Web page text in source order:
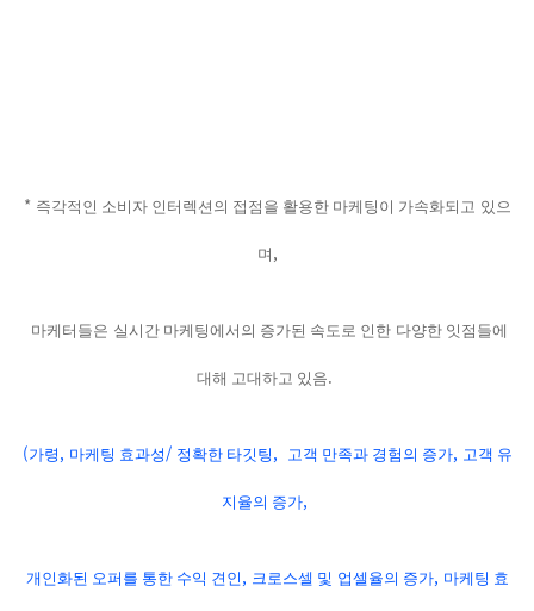
* 즉각적인 소비자 인터렉션의 접점 을 활용한 마케팅이 가속화되고 있으
며 ,
마케터들은 실시간 마케팅에서의 증가된 속도로 인한 다양한 잇점들에
대해 고대하고 있음.
(가령 , 마케팅 효과성 / 정확한 타깃팅 , 고객 만족과 경험의 증가, 고객 유
지율의 증가,
개인화된 오퍼를 통한 수익 견인 , 크로스셀 및 업셀율의 증가, 마케팅 효